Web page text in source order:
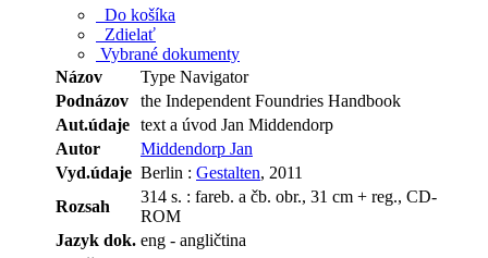
Do košíka
Zdielať
Vybrané dokumenty
Názov
Type Navigator
Podnázov
the Independent Foundries Handbook
Aut.údaje text a úvod Jan Middendorp
Autor
Middendorp Jan
Vyd.údaje Berlin : Gestalten, 2011
Rozsah
314 s. : fareb. a čb. obr., 31 cm + reg., CD-
ROM
Jazyk dok. eng - angličtina